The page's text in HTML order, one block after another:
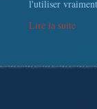
l'utiliser
Lire la suite